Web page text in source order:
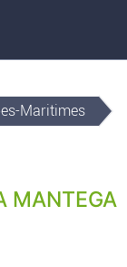
Maritimes
MANTEGA